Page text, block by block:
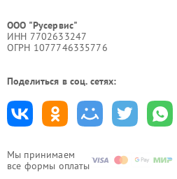
Мы принимаем
все формы оплаты
ООО "Русервис"
ИНН 7702633247
ОГРН 1077746335776
Поделиться в соц. сетях: